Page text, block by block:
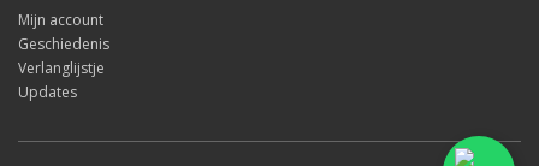
Mijn account
Geschiedenis
Verlanglijstje
Updates